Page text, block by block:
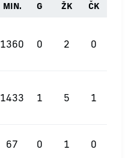
MIN. G ŽK ČK
1360 0 2 0
1433 1 5 1
67 0 1 0